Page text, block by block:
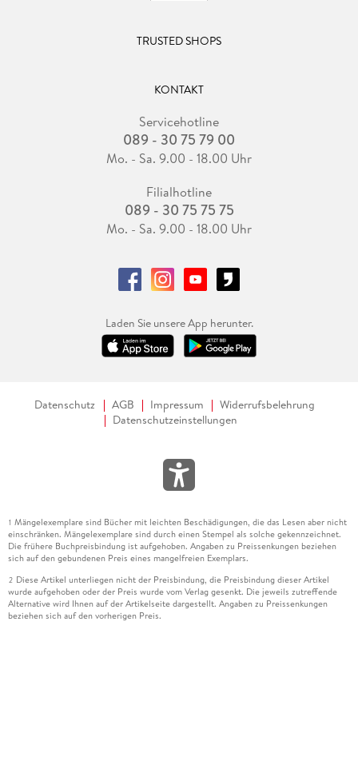
TRUSTED SHOPS
KONTAKT
Servicehotline
089 - 30 75 79 00
Mo. - Sa. 9.00 - 18.00 Uhr
Filialhotline
089 - 30 75 75 75
Mo. - Sa. 9.00 - 18.00 Uhr
Laden Sie unsere App herunter.
Datenschutz AGB Impressum
Widerrufsbelehrung
Datenschutzeinstellungen
1 Mängelexemplare sind Bücher mit leichten Beschädigungen, die das Lesen aber nicht
einschränken. Mängelexemplare sind durch einen Stempel als solche gekennzeichnet.
Die frühere Buchpreisbindung ist aufgehoben. Angaben zu Preissenkungen beziehen
sich auf den gebundenen Preis eines mangelfreien Exemplars.
2 Diese Artikel unterliegen nicht der Preisbindung, die Preisbindung dieser Artikel
wurde aufgehoben oder der Preis wurde vom Verlag gesenkt. Die jeweils zutreffende
Alternative wird Ihnen auf der Artikelseite dargestellt. Angaben zu Preissenkungen
beziehen sich auf den vorherigen Preis.